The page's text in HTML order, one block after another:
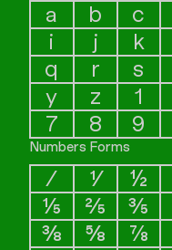
a b c
i
j k
q
r s
y
z 1
7
8 9
Numbers Forms
⁄ ⅟ ½
⅕
⅖ ⅗
⅜
⅝ ⅞